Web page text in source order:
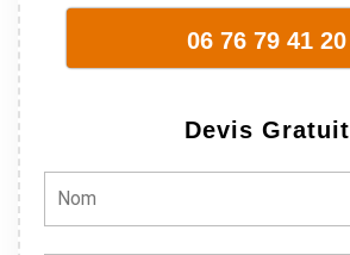
06 76 79 41 20
Devis Gratuit